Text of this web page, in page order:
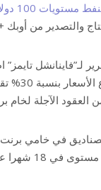
100 دولار
والتصدير من أوبك
لـ”فاينانشل تايمز”
إلى أن مراكز
الآجلة لخام
في خامي